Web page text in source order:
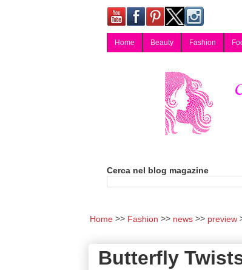
Home Beauty Fashion
Cerca nel blog magazine
Home Fashion news preview
Butterfly